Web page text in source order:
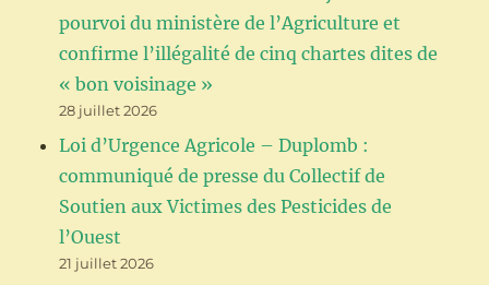
pourvoi du ministère de l’Agriculture et
confirme l’illégalité de cinq chartes dites de
« bon voisinage »
28 juillet 2026
Loi d’Urgence Agricole – Duplomb :
communiqué de presse du Collectif de
Soutien aux Victimes des Pesticides de
l’Ouest
21 juillet 2026